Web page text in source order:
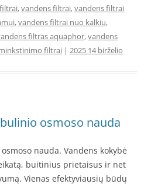
,vandens filtrai,vandens filtrai
,vandens filtrai nuo kalkiu,
filtras aquaphor,vandens
filtrai | 2025 14 birželio
osmoso nauda
nauda. Vandens kokybė
buitinius prietaisus ir net
Vienas efektyviausių būdų